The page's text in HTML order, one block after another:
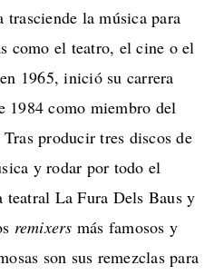
trasciende la música para
como el teatro, el cine o el
1965, inició su carrera
1984 como miembro del
producir tres discos de
y rodar por todo el
teatral La Fura Dels Baus y
remixers más famosos y
son sus remezclas para